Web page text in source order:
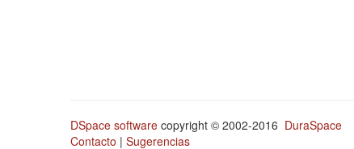
DSpace software copyright © 2002-2016 DuraSpace
Contacto | Sugerencias